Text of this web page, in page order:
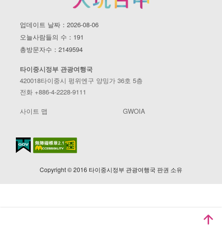
업데이트 날짜：2026-08-06
오늘사람들의 수：191
총방문자수：2149594
타이중시정부 관광여행국
420018타이중시 펑위엔구 양밍가 36호 5층
전화 +886-4-2228-9111
사이트 맵 GWOIA
Copyright © 2016 타이중시정부 관광여행국 판권 소유